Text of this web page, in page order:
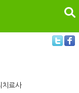
검색
치료사